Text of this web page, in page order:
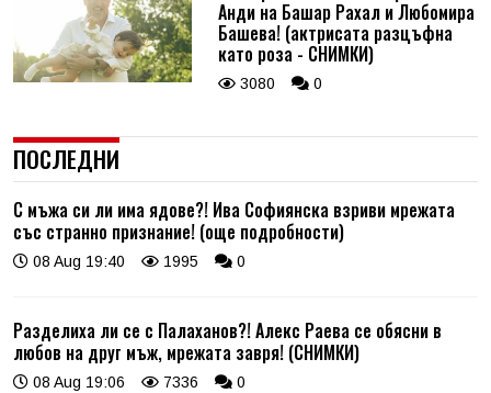
Анди на Башар Рахал и Любомира
Башева! (актрисата разцъфна
като роза - СНИМКИ)
3080 0
ПОСЛЕДНИ
С мъжа си ли има ядове?! Ива Софиянска взриви мрежата
със странно признание! (още подробности)
08 Aug 19:40 1995 0
Разделиха ли се с Палаханов?! Алекс Раева се обясни в
любов на друг мъж, мрежата завря! (СНИМКИ)
08 Aug 19:06 7336 0